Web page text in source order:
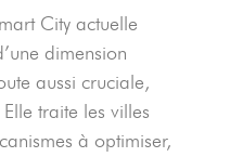
City actuelle
dimension
aussi cruciale,
traite les villes
à optimiser,